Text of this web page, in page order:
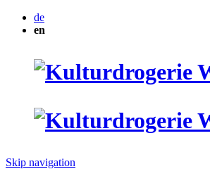
de
en
Skip navigation